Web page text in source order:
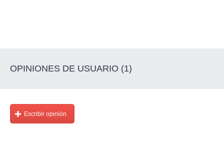
OPINIONES DE USUARIO (1)
Escribir opinión